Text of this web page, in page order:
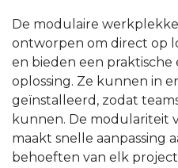
De modulaire
ontworpen om direct op
en bieden een
oplossing. Ze kunnen in
geïnstalleerd, zodat
kunnen. De modulariteit
maakt snelle aanpassing
behoeften van elk